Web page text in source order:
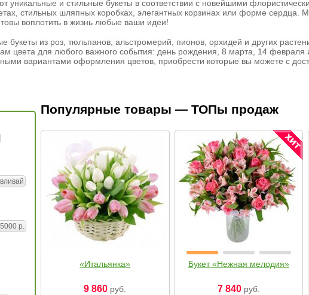
уникальные и стильные букеты в соответствии с новейшими
стильных шляпных коробках, элегантных корзинах или форме
воплотить в жизнь любые ваши идеи!
букеты из роз, тюльпанов, альстромерий, пионов, орхидей и других
цвета для любого важного события: день рождения, 8 марта, 14 февраля
вариантами оформления цветов, приобрести которые вы можете с
р.
Популярные товары — ТОПы продаж
«Итальянка»
9 860 руб.
Букет «Нежная мелодия»
7 840руб.